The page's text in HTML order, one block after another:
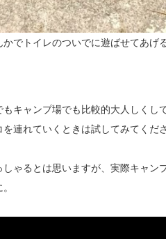
でトイレのついでに遊ばせてあげ
キャンプ場でも比較的大人しくし
連れていくときは試してみてくだ
ゃるとは思いますが、実際キャン